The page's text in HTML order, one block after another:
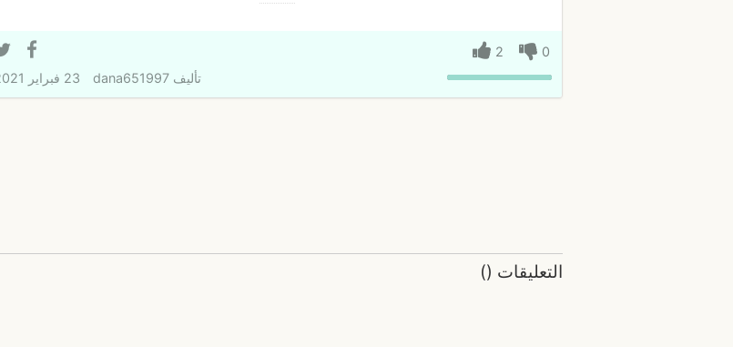
0
2
تأليفdana651997 23 فبراير 2021
التعليقات (
)